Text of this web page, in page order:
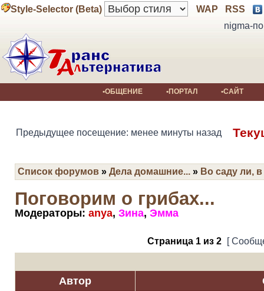
Style-Selector (Beta) WAP
RSS
nigma-
•ОБЩЕНИЕ •ПОРТАЛ •САЙТ
Предыдущее посещение: менее минуты назад
Список форумов » Дела домашние... » Во саду ли,
Поговорим о грибах...
Модераторы: anya, Зина, Эмма
Страница 1 из 2 [
Автор